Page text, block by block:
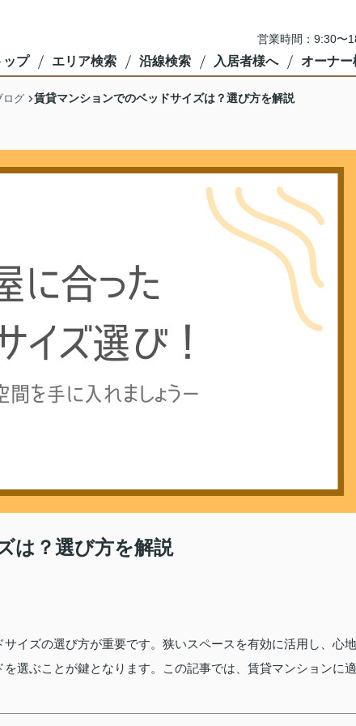
営業時間：9:30〜
ップ エリア検索 沿線検索 入居者様へ オーナー
ログ 賃貸マンションでのベッドサイズは？選び方を解説
は？選び方を解説
イズの選び方が重要です。狭いスペースを有効に活用し、心地
選ぶことが鍵となります。この記事では、賃貸マンションに適